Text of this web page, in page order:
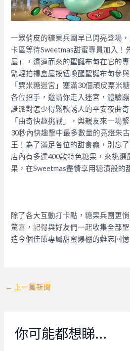
一眾俏皮的糖果兵團早已閃亮登場
卡區等待Sweetmas甜蜜專員加入！
屋」，遠道而來的聖誕布甸在它的
緊輕拍禮盒屋按钮喚醒聖誕布甸參
「粟米糖迷宮」塞滿30個頑皮粟米
各位招手，邀請你走入迷宮，體驗
誕派對怎少得鬆軟誘人的平安夜曲
「曲奇快趣挑戰」，與親友來一場
30秒內快趣擊中最多數量的亮燈朱
王！為了滿足各位的甜食癮，別忘
店內有多達400款特色糖果，來挑選
果，在Sweetmas盡情享用糖漬般的
除了各大互動打卡點，糖果兵團更
驚喜，記得與好友們一起收集全部
造今個佳節專屬甜蜜爆棚的難忘回憶
Post
← 上一篇新聞
你可能都想睇…